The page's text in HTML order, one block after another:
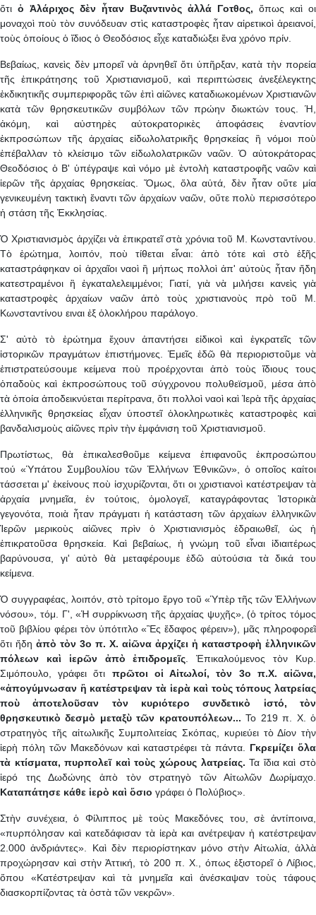
ὄτι ὁ Ἀλάριχος δὲν ἦταν Βυζαντινὸς ἀλλά Γοτθος, ὄπως καὶ oι
μοναχοὶ ποὺ τὸν συνόδευαν στὶς καταστροφὲς ἦταν αἱρετικοὶ ἀρειανοί,
τοὺς ὁποίους ὁ ἴδιος ὁ Θεοδόσιος εἶχε καταδιώξει ἕνα χρόνο πρίν.
Βεβαίως, κανεὶς δὲν μπορεῖ νὰ ἀρνηθεῖ ὅτι ὑπῆρξαν, κατὰ τὴν πορεία
τῆς ἐπικράτησης τοῦ Χριστιανισμοῦ, καὶ περιπτώσεις ἀνεξέλεγκτης
ἐκδικητικῆς συμπεριφορᾶς τῶν ἐπὶ αἰῶνες καταδιωκομένων Χριστιανῶν
κατὰ τῶν θρησκευτικῶν συμβόλων τῶν πρώην διωκτών τους. Ή,
ἀκόμη, καὶ αὐστηρὲς αὐτοκρατορικὲς ἀποφάσεις ἐναντίον
ἐκπροσώπων τῆς ἀρχαίας εἰδωλολατρικῆς θρησκείας ἢ νόμοι ποὺ
ἐπέβαλλαν τὸ κλείσιμο τῶν εἰδωλολατρικῶν ναῶν. Ὁ αὐτοκράτορας
Θεοδόσιος ὁ Β' ὑπέγραψε καὶ νόμο μὲ ἐντολὴ καταστροφῆς ναῶν καὶ
ἱερῶν τῆς ἀρχαίας θρησκείας. Ὅμως, ὅλα αὐτά, δὲν ἦταν οὔτε μία
γενικευμένη τακτικὴ ἔναντι τῶν ἀρχαίων ναῶν, οὔτε πολὺ περισσότερο
ἡ στάση τῆς Ἐκκλησίας.
Ὁ Χριστιανισμὸς ἀρχίζει νὰ ἐπικρατεῖ στὰ χρόνια τοῦ Μ. Κωνσταντίνου.
Τὸ ἐρώτημα, λοιπόν, ποὺ τίθεται εἶναι: ἀπὸ τότε καὶ στὸ ἑξῆς
καταστράφηκαν oἱ ἀρχαῖοι ναοὶ ἢ μήπως πολλοὶ ἀπ' αὐτοὺς ἦταν ἤδη
κατεστραμένοι ἢ ἐγκαταλελειμμένοι; Γιατί, γιὰ νὰ μιλήσει κανεὶς γιὰ
καταστροφὲς ἀρχαίων ναῶν ἀπὸ τοὺς χριστιανοὺς πρὸ τοῦ Μ.
Κωνσταντίνου ειναι ἐξ ὁλοκλήρου παράλογο.
Σ' αὐτὸ τὸ ἐρώτημα ἔχουν ἀπαντήσει εἰδικοὶ καὶ ἐγκρατεῖς τῶν
ἱστορικῶν πραγμάτων ἐπιστήμονες. Ἐμεῖς ἐδῶ θὰ περιοριστοῦμε νὰ
ἐπιστρατεύσουμε κείμενα ποὺ προέρχονται ἀπὸ τοὺς ἴδιους τους
ὀπαδοὺς καὶ ἐκπροσώπους τοῦ σύγχρονου πολυθεϊσμοῦ, μέσα ἀπὸ
τὰ ὁποία ἀποδεικνύεται περίτρανα, ὅτι πολλοὶ ναοὶ καὶ Ἱερὰ τῆς ἀρχαίας
ἑλληνικῆς θρησκείας εἶχαν ὑποστεῖ ὁλοκληρωτικὲς καταστροφὲς καὶ
βανδαλισμοὺς αἰῶνες πρὶν τὴν ἐμφάνιση τοῦ Χριστιανισμοῦ.
Πρωτίστως, θὰ ἐπικαλεσθοῦμε κείμενα ἐπιφανοῦς ἐκπροσώπου
τού «Ὑπάτου Συμβουλίου τῶν Ἑλλήνων Ἐθνικῶν», ὀ οποῖος καίτοι
τάσσεται μ' ἐκείνους ποὺ ἰσχυρίζονται, ὅτι oι χριστιανοὶ κατέστρεψαν τὰ
ἀρχαία μνημεῖα, ἐν τούτοις, ὁμολογεῖ, καταγράφοντας Ἱστορικὰ
γεγονότα, ποιὰ ἦταν πράγματι ἡ κατάσταση τῶν ἀρχαίων ἑλληνικῶν
Ἱερῶν μερικοὺς αἰῶνες πρὶν ὁ Χριστιανισμὸς ἑδραιωθεῖ, ὡς ἡ
ἐπικρατοῦσα θρησκεία. Καὶ βεβαίως, ἡ γνώμη τοῦ εἶναι ἰδιαιτέρως
βαρύνουσα, γι' αὐτὸ θὰ μεταφέρουμε ἐδῶ αὐτούσια τὰ δικά του
κείμενα.
Ὁ συγγραφέας, λοιπόν, στὸ τρίτομο ἔργο τοῦ «Ὑπὲρ τῆς τῶν Ἑλλήνων
νόσου», τόμ. Γ', «Ἡ συρρίκνωση τῆς ἀρχαίας ψυχῆς», (ὁ τρίτος τόμος
τοῦ βιβλίου φέρει τὸν ὑπότιτλο «Ἒς ἔδαφος φέρειν»), μᾶς πληροφορεῖ
ὅτι ἤδη ἀπὸ τὸν 3ο π. Χ. αἰῶνα ἀρχίζει ἡ καταστροφὴ ἑλληνικῶν
πόλεων καὶ ἱερῶν ἀπὸ ἐπιδρομεῖς . Ἐπικαλούμενος τὸν Κυρ.
Σιμόπουλο, γράφει ὄτι πρῶτοι οἱ Αἰτωλοί, τὸν 3ο π.Χ. αἰῶνα,
«ἀπογύμνωσαν ἢ κατέστρεψαν τὰ ἱερὰ καὶ τοὺς τόπους λατρείας
ποὺ ἀποτελοῦσαν τὸν κυριότερο συνδετικὸ ἱστό, τὸν
θρησκευτικὸ δεσμὸ μεταξὺ τῶν κρατουπόλεων... Το 219 π. Χ. ὁ
στρατηγὸς τῆς αἰτωλικῆς Συμπολιτείας Σκόπας, κυριεύει τὸ Δίον τὴν
ἱερὴ πόλη τῶν Μακεδόνων καὶ καταστρέφει τὰ πάντα. Γκρεμίζει ὅλα
τὰ κτίσματα, πυρπολεῖ καὶ τοὺς χώρους λατρείας. Τα ἴδια καὶ στὸ
ἱερό της Δωδώνης ἀπὸ τὸν στρατηγὸ τῶν Αἰτωλῶν Δωρίμαχο.
Καταπάτησε κάθε ἱερὸ καὶ ὅσιο γράφει ὁ Πολύβιος».
Στὴν συνέχεια, ὁ Φίλιππος μὲ τοὺς Μακεδόνες του, σὲ ἀντίποινα,
«πυρπόλησαν καὶ κατεδάφισαν τὰ ἱερὰ και ανέτρεψαν ἡ κατέστρεψαν
2.000 ἀνδριάντες». Καὶ δὲν περιορίστηκαν μόνο στὴν Αἰτωλία, ἀλλὰ
προχώρησαν καὶ στὴν Ἀττική, τὸ 200 π. Χ., όπως ἐξιστορεῖ ὁ Λίβιος,
ὅπου «Κατέστρεψαν καὶ τὰ μνημεῖα καὶ ἀνέσκαψαν τοὺς τάφους
διασκορπίζοντας τὰ ὀστὰ τῶν νεκρῶν».